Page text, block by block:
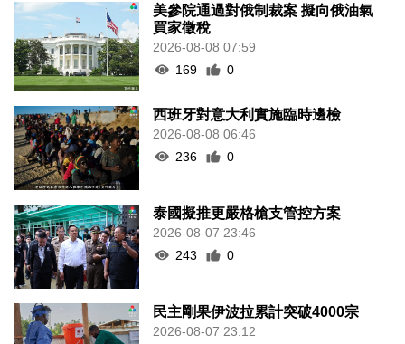
美參院通過對俄制裁案 擬向俄油氣
買家徵稅
2026-08-08 07:59
169
0
西班牙對意大利實施臨時邊檢
2026-08-08 06:46
236
0
泰國擬推更嚴格槍支管控方案
2026-08-07 23:46
243
0
民主剛果伊波拉累計突破4000宗
2026-08-07 23:12